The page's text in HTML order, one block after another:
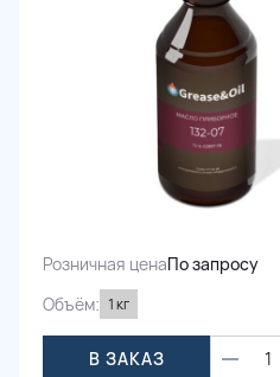
Розничная ценаПо запросу
Объём: 1 кг
В ЗАКАЗ 1